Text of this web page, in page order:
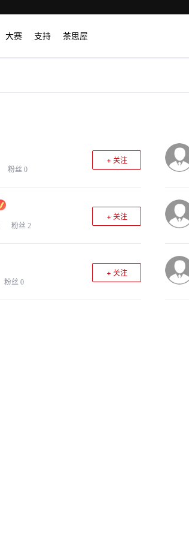
大赛 支持 茶思屋
粉丝 0
+ 关注
粉丝 2
+ 关注
粉丝 0
+ 关注